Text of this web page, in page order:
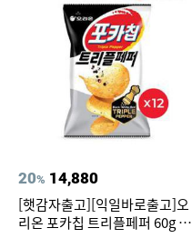
20% 14,880
[햇감자출고][익일바로출고]오
리온 포카칩 트리플페퍼 60g 12